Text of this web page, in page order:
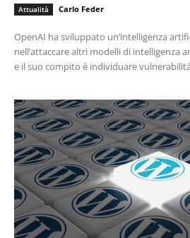
Attualità Carlo Feder
OpenAI ha sviluppato un’intelligenza
nell’attaccare altri modelli di intelligenza
e il suo compito è individuare